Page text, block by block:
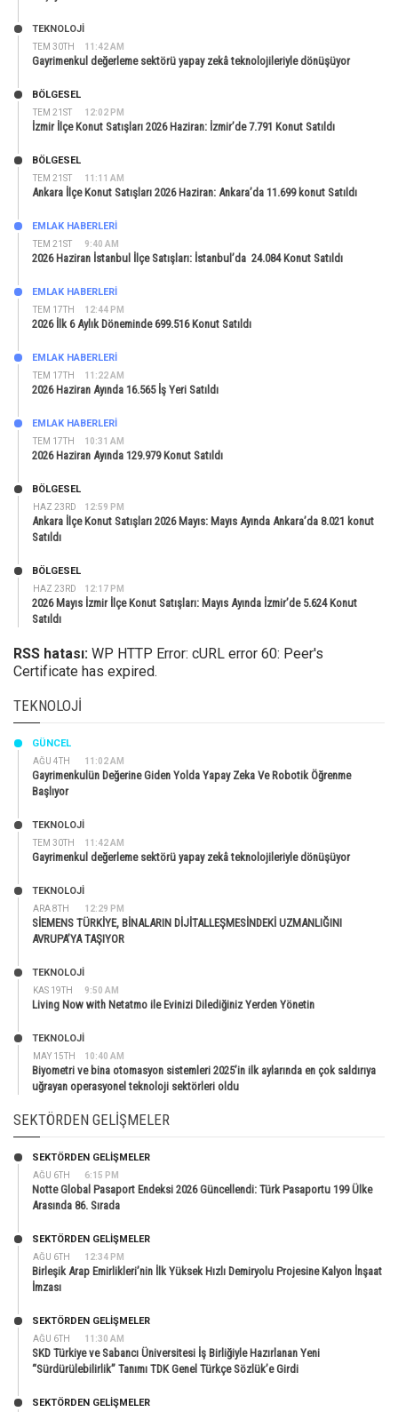
TEM 30TH 11:42 AM
TEKNOLOJİ
Gayrimenkul değerleme sektörü yapay zekâ teknolojileriyle dönüşüyor
TEM 21ST 12:02 PM
BÖLGESEL
İzmir İlçe Konut Satışları 2026 Haziran: İzmir’de 7.791 Konut Satıldı
TEM 21ST 11:11 AM
BÖLGESEL
Ankara İlçe Konut Satışları 2026 Haziran: Ankara’da 11.699 konut Satıldı
TEM 21ST 9:40 AM
EMLAK HABERLERI
2026 Haziran İstanbul İlçe Satışları: İstanbul’da 24.084 Konut Satıldı
TEM 17TH 12:44 PM
EMLAK HABERLERI
2026 İlk 6 Aylık Döneminde 699.516 Konut Satıldı
TEM 17TH 11:22 AM
EMLAK HABERLERI
2026 Haziran Ayında 16.565 İş Yeri Satıldı
TEM 17TH 10:31 AM
EMLAK HABERLERI
2026 Haziran Ayında 129.979 Konut Satıldı
HAZ 23RD 12:59 PM
BÖLGESEL
Ankara İlçe Konut Satışları 2026 Mayıs: Mayıs Ayında Ankara’da 8.021 konut
Satıldı
HAZ 23RD 12:17 PM
BÖLGESEL
2026 Mayıs İzmir İlçe Konut Satışları: Mayıs Ayında İzmir’de 5.624 Konut
Satıldı
RSS hatası: WP HTTP Error: cURL error 60: Peer's
Certificate has expired.
TEKNOLOJI
AĞU 4TH 11:02 AM
GÜNCEL
Gayrimenkulün Değerine Giden Yolda Yapay Zeka Ve Robotik Öğrenme
Başlıyor
TEM 30TH 11:42 AM
TEKNOLOJİ
Gayrimenkul değerleme sektörü yapay zekâ teknolojileriyle dönüşüyor
ARA 8TH 12:29 PM
TEKNOLOJİ
SİEMENS TÜRKİYE, BİNALARIN DİJİTALLEŞMESİNDEKİ UZMANLIĞINI
AVRUPA’YA TAŞIYOR
KAS 19TH 9:50 AM
TEKNOLOJİ
Living Now with Netatmo ile Evinizi Dilediğiniz Yerden Yönetin
MAY 15TH 10:40 AM
TEKNOLOJİ
Biyometri ve bina otomasyon sistemleri 2025’in ilk aylarında en çok saldırıya
uğrayan operasyonel teknoloji sektörleri oldu
SEKTÖRDEN GELIŞMELER
AĞU 6TH 6:15 PM
SEKTÖRDEN GELIŞMELER
Notte Global Pasaport Endeksi 2026 Güncellendi: Türk Pasaportu 199 Ülke
Arasında 86. Sırada
AĞU 6TH 12:34 PM
SEKTÖRDEN GELIŞMELER
Birleşik Arap Emirlikleri’nin İlk Yüksek Hızlı Demiryolu Projesine Kalyon İnşaat
İmzası
AĞU 6TH 11:30 AM
SEKTÖRDEN GELIŞMELER
SKD Türkiye ve Sabancı Üniversitesi İş Birliğiyle Hazırlanan Yeni
“Sürdürülebilirlik” Tanımı TDK Genel Türkçe Sözlük’e Girdi
SEKTÖRDEN GELIŞMELER